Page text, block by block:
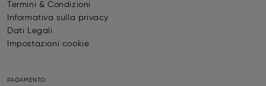
Termini & Condizioni
Informativa sulla privacy
Dati Legali
Impostazioni cookie
PAGAMENTO